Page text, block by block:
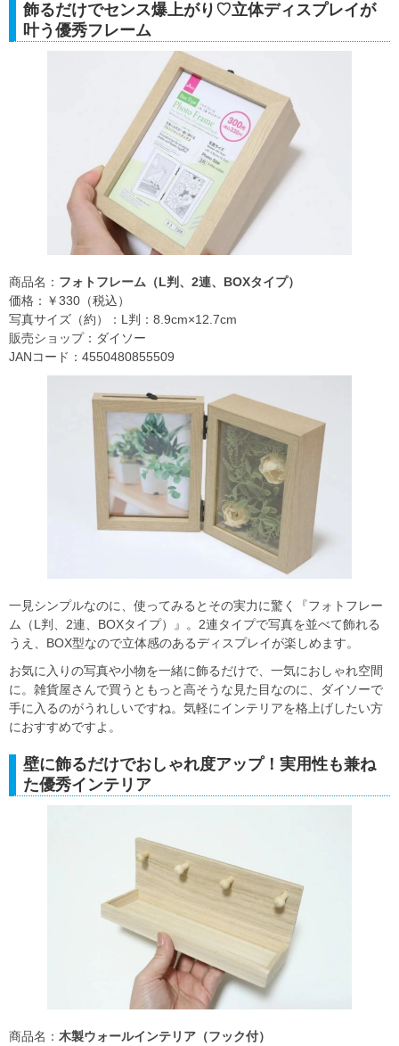
飾るだけでセンス爆上がり♡立体ディスプレイが
叶う優秀フレーム
商品名： フォトフレーム（L判、2連、BOXタイプ）
価格：￥330（税込）
写真サイズ（約）：L判：8.9cm×12.7cm
販売ショップ：ダイソー
JANコード：4550480855509
一見シンプルなのに、使ってみるとその実力に驚く『フォトフレー
ム（L判、2連、BOXタイプ）』。2連タイプで写真を並べて飾れる
うえ、BOX型なので立体感のあるディスプレイが楽しめます。
お気に入りの写真や小物を一緒に飾るだけで、一気におしゃれ空間
に。雑貨屋さんで買うともっと高そうな見た目なのに、ダイソーで
手に入るのがうれしいですね。気軽にインテリアを格上げしたい方
におすすめですよ。
壁に飾るだけでおしゃれ度アップ！実用性も兼ね
た優秀インテリア
商品名： 木製ウォールインテリア（フック付）